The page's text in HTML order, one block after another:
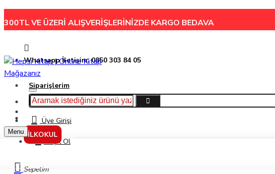
300TL VE ÜZERİ ALIŞVERİŞLERİNİZDE KARGO BEDAVA
Whatsapp İletişim: 0850 303 84 05
Siparişlerim
Hakkımızda
İletişimÜye Girişi
Kayıt Ol
Sepetim
İLKOKUL
Menu
Yayfen Yayınları 4. Sınıf Bağımlı Olma (10 Kitap) - Erdal Çakıcıoğlu